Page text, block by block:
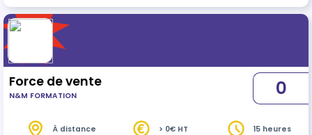
Commerce de détail et de gros à prédominance
alimentaire (hypermarchés, supermarchés, etc.).
Le CQP comprend 4 blocs de comp…
Force de vente
N&M FORMATION 0
À distance > 0€ HT 15 heures